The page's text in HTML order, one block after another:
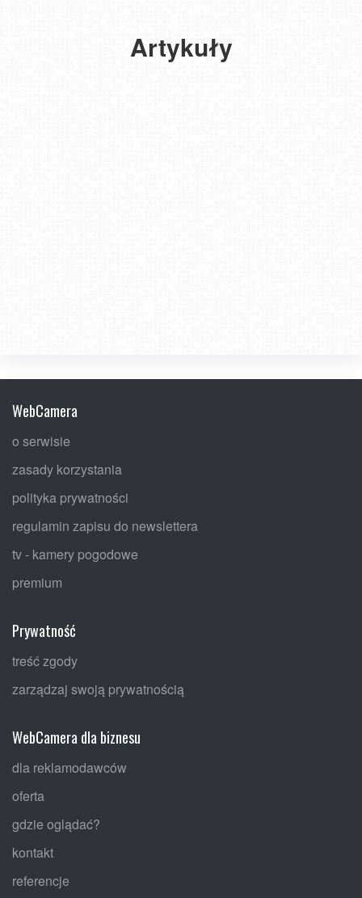
Artykuły
WebCamera
o serwisie
zasady korzystania
polityka prywatności
regulamin zapisu do newslettera
tv - kamery pogodowe
premium
Prywatność
treść zgody
zarządzaj swoją prywatnością
WebCamera dla biznesu
dla reklamodawców
oferta
gdzie oglądać?
kontakt
referencje